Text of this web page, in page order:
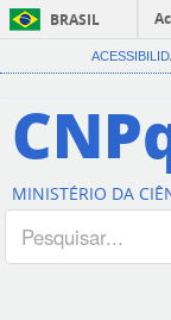
BRASIL
MINISTÉRIO DA